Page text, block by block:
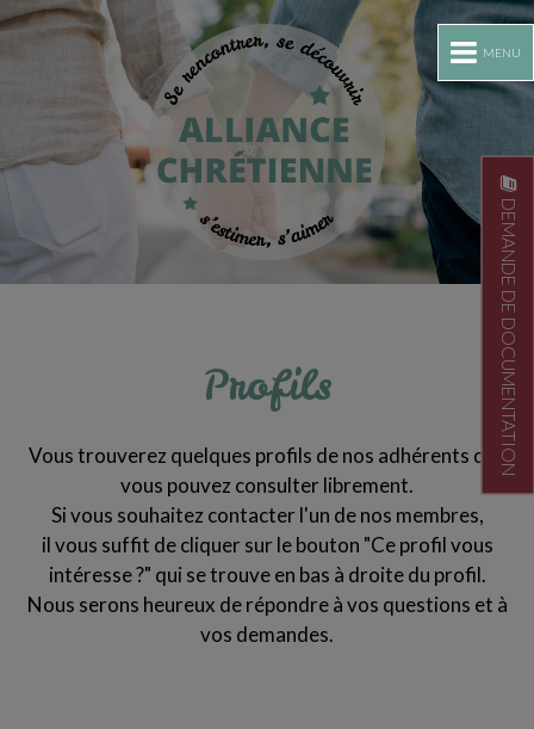
MENU
DEMANDE DE DOCUMENTATION
Profils
Vous trouverez quelques profils de nos adhérents que
vous pouvez consulter librement.
Si vous souhaitez contacter l'un de nos membres,
il vous suffit de cliquer sur le bouton "Ce profil vous
intéresse ?" qui se trouve en bas à droite du profil.
Nous serons heureux de répondre à vos questions et à
vos demandes.